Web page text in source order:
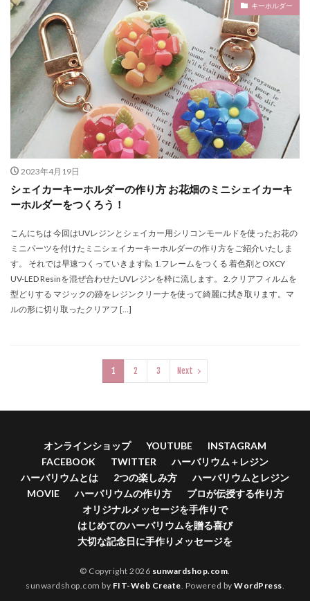
キーホルダー
2023年4月19日
シェイカーキーホルダーの作り方 お花畑のミニシェイカーキ
ーホルダーをつくろう！
こんにちは 今回はUVレジンとシェイカー用シリコンモールドを使ったお花の
ミニパーツを付けたミニシェイカーキーホルダーの作り方をご紹介いたしま
す。 それでは早速つくっていきます🙋 1.フレームをつくる 着色剤とOXCY
UV-LED Resinを混ぜ合わせたUVレジンを枠に流します。 2.クリアフィルムを
型どりする マジックの跡をレジンクリーナを使って綺麗に拭き取ります。マ
ルの形に切り取ったクリアフ […]
1 2 3 Next
オンラインショップ YOUTUBE
INSTAGRAM
FACEBOOK
TWITTER
ハーバリウム＋レジン
ハーバリウムとは
2つの楽しみ方
ハーバリウムとレジン
MOVIE
ハーバリウムの作り方
プロが伝授する作り方
オリジナルメッセージを手作りで
はじめてのハーバリウムを贈る喜び
大切な記念日に手作りメッセージを
© Copyright 2026 sunwardshop.com.
sunwardshop.com by FIT-Web Create. Powered by WordPress.